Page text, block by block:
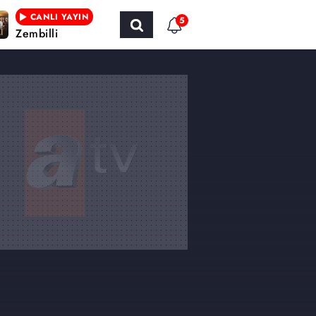
CANLI YAYIN
Zembilli
5